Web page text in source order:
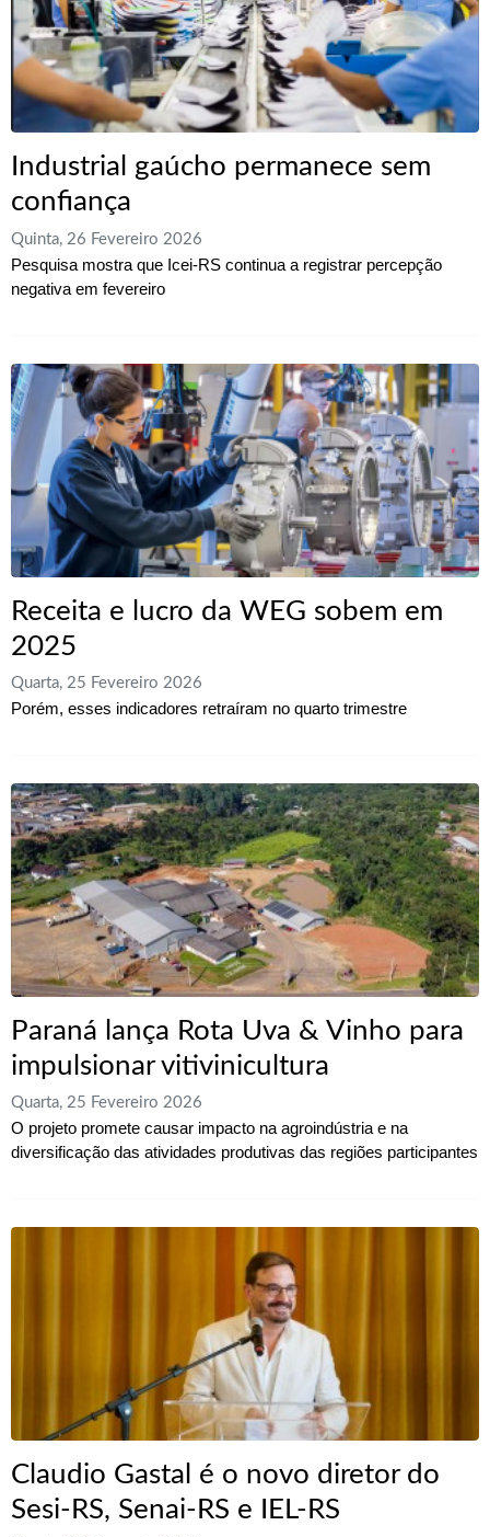
Industrial gaúcho permanece sem
confiança
Quinta, 26 Fevereiro 2026
Pesquisa mostra que Icei-RS continua a registrar percepção
negativa em fevereiro
Receita e lucro da WEG sobem em
2025
Quarta, 25 Fevereiro 2026
Porém, esses indicadores retraíram no quarto trimestre
Paraná lança Rota Uva & Vinho para
impulsionar vitivinicultura
Quarta, 25 Fevereiro 2026
O projeto promete causar impacto na agroindústria e na
diversificação das atividades produtivas das regiões participantes
Claudio Gastal é o novo diretor do
Sesi-RS, Senai-RS e IEL-RS